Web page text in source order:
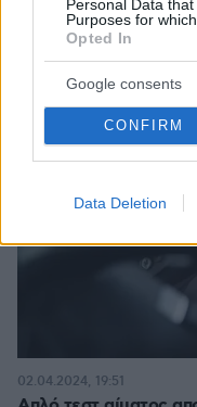
Personal Data
Purposes for
Opted In
Google consents
CONFIRM
Data Deletion
02.04.2024, 19:51